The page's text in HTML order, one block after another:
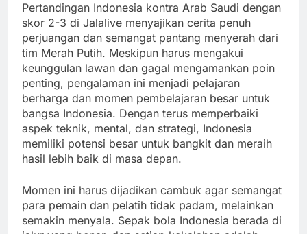
Pertandingan Indonesia kontra Arab Saudi dengan
skor 2-3 di Jalalive menyajikan cerita penuh
perjuangan dan semangat pantang menyerah dari
tim Merah Putih. Meskipun harus mengakui
keunggulan lawan dan gagal mengamankan poin
penting, pengalaman ini menjadi pelajaran
berharga dan momen pembelajaran besar untuk
bangsa Indonesia. Dengan terus memperbaiki
aspek teknik, mental, dan strategi, Indonesia
memiliki potensi besar untuk bangkit dan meraih
hasil lebih baik di masa depan.
Momen ini harus dijadikan cambuk agar semangat
para pemain dan pelatih tidak padam, melainkan
semakin menyala. Sepak bola Indonesia berada di